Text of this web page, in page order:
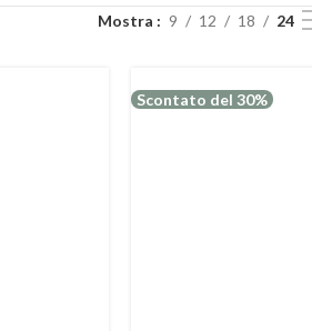
Mostra 9 12 18 24
Scontato del 30%